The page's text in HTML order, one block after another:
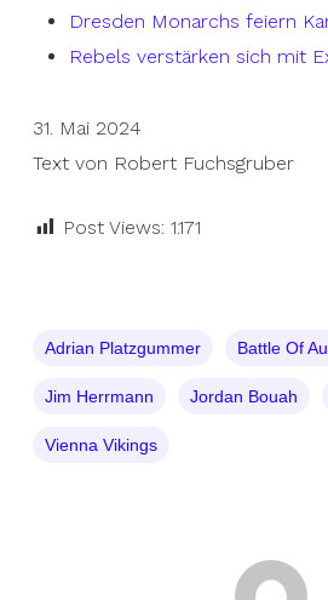
Dresden Monarchs feiern
Rebels verstärken sich mit
31. Mai 2024
Text von Robert Fuchsgruber
Post Views: 1.171
Adrian Platzgummer Battle Of
Jim Herrmann Jordan Bouah
Vienna Vikings